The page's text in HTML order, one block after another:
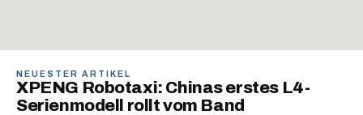
NEUESTER ARTIKEL
XPENG Robotaxi: Chinas erstes L4-
Serienmodell rollt vom Band